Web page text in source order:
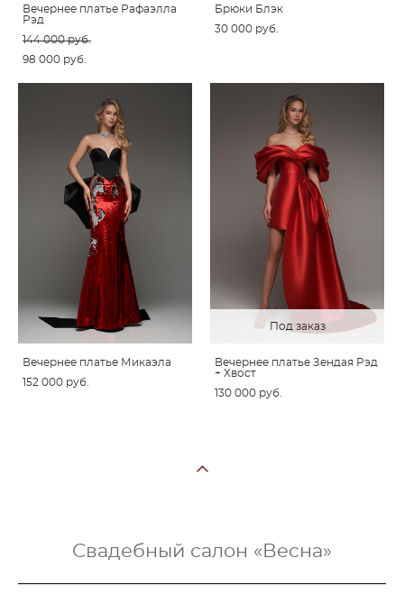
Вечернее платье Рафаэлла
Рэд
144 000 pуб.
98 000 pуб.
Брюки Блэк
30 000 pуб.
Вечернее платье Микаэла
152 000 pуб.
Под заказ
Вечернее платье Зендая Рэд
+ Хвост
130 000 pуб.
Свадебный салон «Весна»